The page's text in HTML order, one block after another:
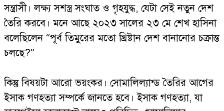
সন্ত্রাসী। লক্ষ্য সশস্ত্র সংঘাত ও গৃহযুদ্ধ, যেটা সেই নতুন দেশ
তৈরি করবে। মনে আছে ২০২৩ সালের ২৩ মে শেখ হাসিনা
বলেছিলেন “পূর্ব তিমুরের মতো খ্রিষ্টান দেশ বানানোর চক্রান্ত
চলছে?”
কিন্তু বিষয়টা আরো ভয়ংকর। সোমালিল্যান্ড তৈরির আগের
ইসাক গণহত্যা সম্পর্কে জানতে হবে। ইসাক গণহত্যা, যা